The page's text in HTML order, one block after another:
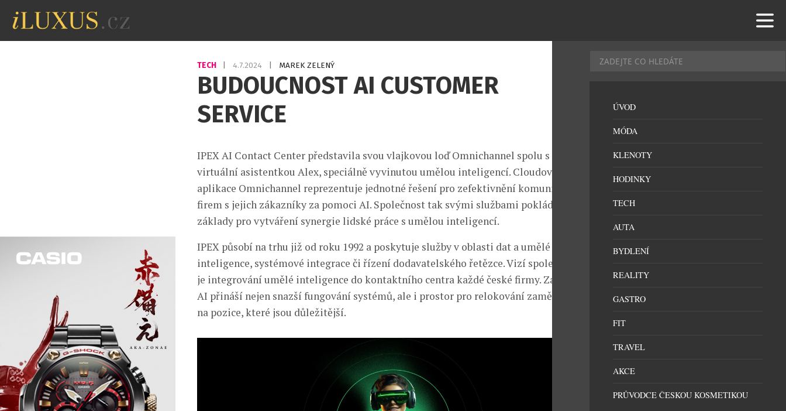
TECH 4.7.2024 MAREK ZELENÝ
BUDOUCNOST AI CUSTOMER
SERVICE
IPEX AI Contact Center představila svou vlajkovou loď Omnichannel spolu s
virtuální asistentkou Alex, speciálně vyvinutou umělou inteligencí. Cloudová
aplikace Omnichannel reprezentuje jednotné řešení pro zefektivnění komunikace
firem s jejich zákazníky za pomoci AI. Společnost tak svými službami pokládá pevné
základy pro vytváření synergie lidské práce s umělou inteligencí.
IPEX působí na trhu již od roku 1992 a poskytuje služby v oblasti dat a umělé
inteligence, systémové integrace či řízení dodavatelského řetězce. Vizí společnosti
je integrování umělé inteligence do kontaktního centra každé české firmy. Zapojení
AI přináší nejen snazší fungování systémů, ale i prostor pro relokování zaměstnanců
na pozice, které jsou důležitější.
ÚVOD
MÓDA
KLENOTY
HODINKY
TECH
AUTA
BYDLENÍ
REALITY
GASTRO
FIT
TRAVEL
AKCE
PRŮVODCE ČESKOU KOSMETIKOU